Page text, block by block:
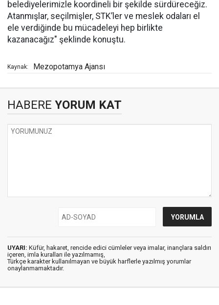
belediyelerimizle koordineli bir şekilde sürdüreceğiz.
Atanmışlar, seçilmişler, STK’ler ve meslek odaları el
ele verdiğinde bu mücadeleyi hep birlikte
kazanacağız" şeklinde konuştu.
Kaynak: Mezopotamya Ajansı
HABERE YORUM KAT
UYARI: Küfür, hakaret, rencide edici cümleler veya imalar, inançlara saldırı
içeren, imla kuralları ile yazılmamış,
Türkçe karakter kullanılmayan ve büyük harflerle yazılmış yorumlar
onaylanmamaktadır.